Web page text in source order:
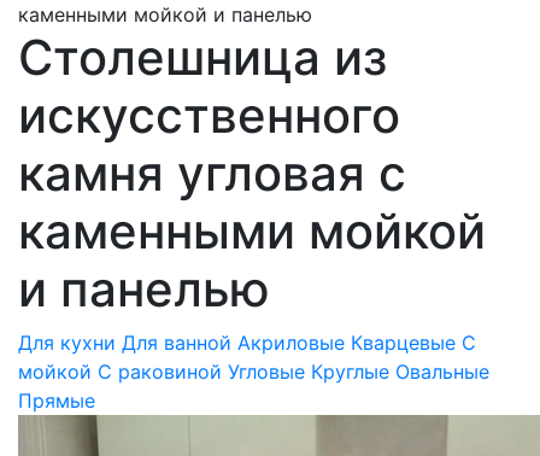
каменными мойкой и панелью
Столешница из
искусственного
камня угловая с
каменными мойкой
и панелью
Для кухни Для ванной Акриловые Кварцевые С
мойкой С раковиной Угловые Круглые Овальные
Прямые